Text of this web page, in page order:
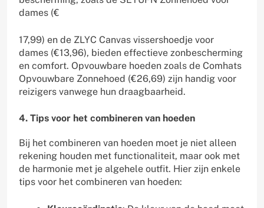
dames (€
17,99) en de ZLYC Canvas vissershoedje voor
dames (€13,96), bieden effectieve zonbescherming
en comfort. Opvouwbare hoeden zoals de Comhats
Opvouwbare Zonnehoed (€26,69) zijn handig voor
reizigers vanwege hun draagbaarheid.
4. Tips voor het combineren van hoeden
Bij het combineren van hoeden moet je niet alleen
rekening houden met functionaliteit, maar ook met
de harmonie met je algehele outfit. Hier zijn enkele
tips voor het combineren van hoeden: